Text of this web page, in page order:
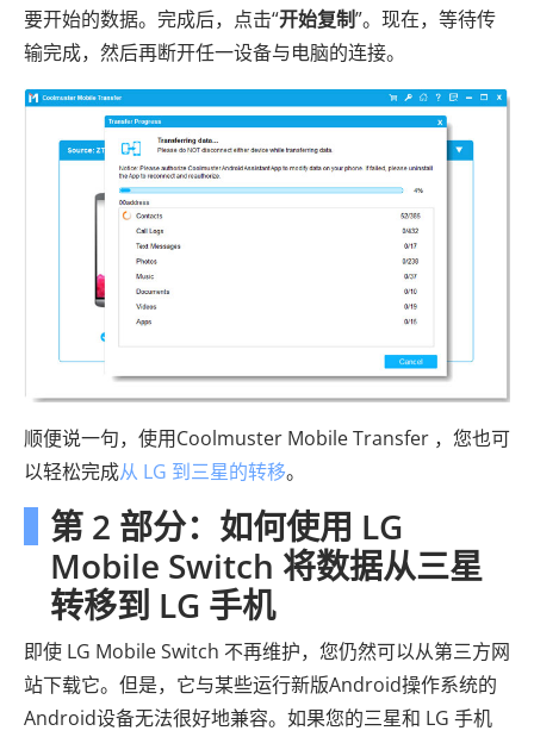
要开始的数据。完成后，点击“开始复制”。现在，等待传
输完成，然后再断开任一设备与电脑的连接。
顺便说一句，使用Coolmuster Mobile Transfer ，您也可
以轻松完成从 LG 到三星的转移。
第 2 部分：如何使用 LG
Mobile Switch 将数据从三星
转移到 LG 手机
即使 LG Mobile Switch 不再维护，您仍然可以从第三方网
站下载它。但是，它与某些运行新版Android操作系统的
Android设备无法很好地兼容。如果您的三星和 LG 手机